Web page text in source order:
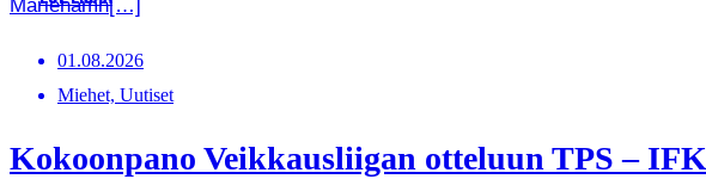
Mariehamn[…]
01.08.2026
Miehet, Uutiset
Kokoonpano Veikkausliigan otteluun TPS –